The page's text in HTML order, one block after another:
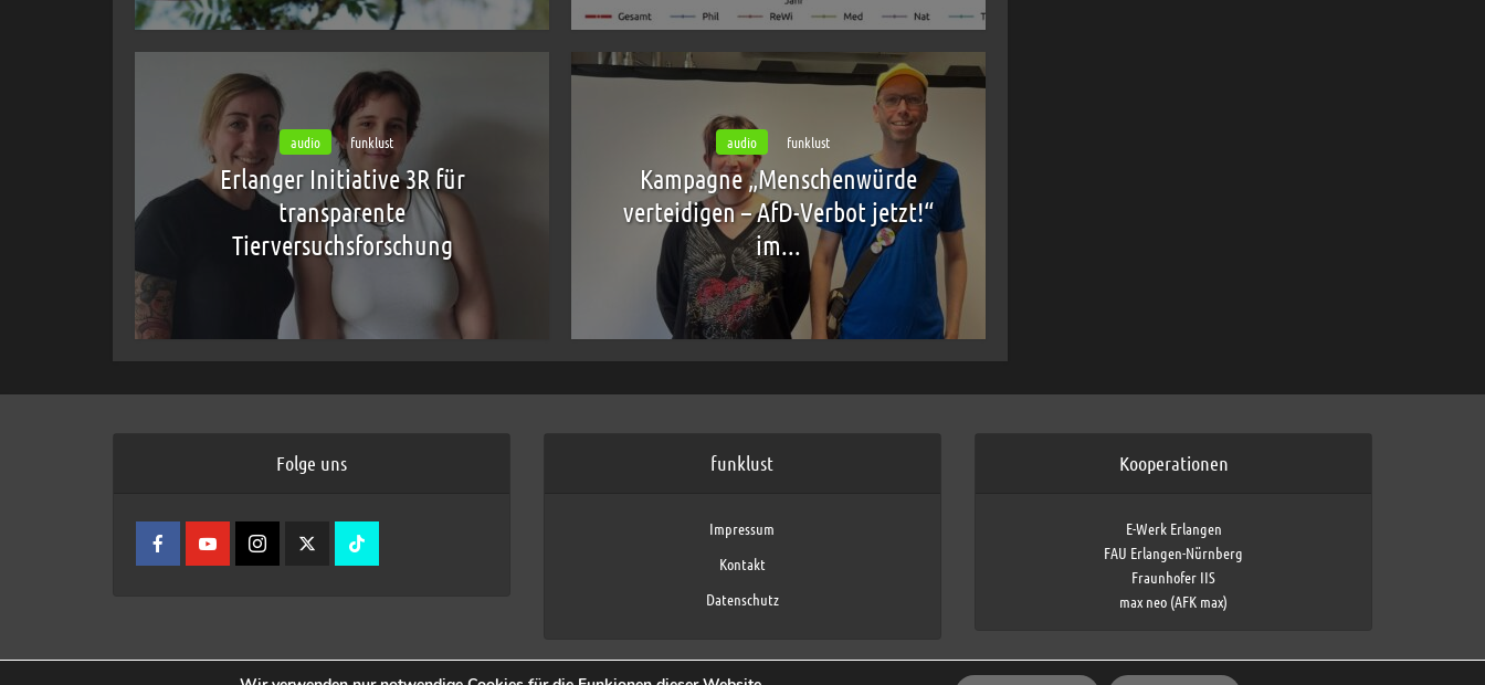
audio funklust
Erlanger Initiative 3R für
transparente
Tierversuchsforschung
audio funklust
Kampagne „Menschenwürde
verteidigen – AfD-Verbot jetzt!“
im...
Folge uns funklust
Impressum
Kontakt
Datenschutz
Kooperationen
E-Werk Erlangen
FAU Erlangen-Nürnberg
Fraunhofer IIS
max neo (AFK max)